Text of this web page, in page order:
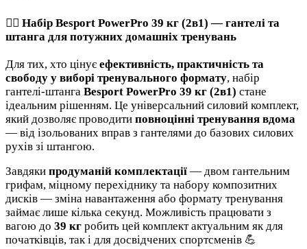
🏋️‍♂️ Набір Besport PowerPro 39 кг (2в1) — гантелі та
штанга для потужних домашніх тренувань
Для тих, хто цінує ефективність, практичність та
свободу у виборі тренувального формату, набір
гантелі-штанга Besport PowerPro 39 кг (2в1) стане
ідеальним рішенням. Це універсальний силовий комплект,
який дозволяє проводити повноцінні тренування вдома
— від ізольованих вправ з гантелями до базових силових
рухів зі штангою.
Завдяки продуманій комплектації — двом гантельним
грифам, міцному перехіднику та набору композитних
дисків — зміна навантаження або формату тренування
займає лише кілька секунд. Можливість працювати з
вагою до 39 кг робить цей комплект актуальним як для
початківців, так і для досвідчених спортсменів 💪